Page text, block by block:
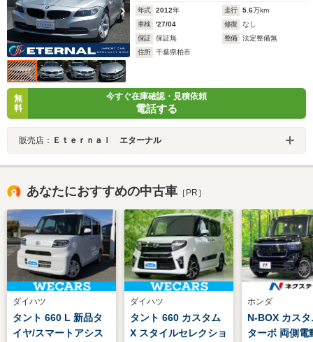
年式 2012年 走行 5.6万km
車検
'27/04 修復
なし
保証
保証無 整備
法定整備無
住所
千葉県柏市
無
料
今すぐ在庫確認・見積依頼
電話する
販売店： Ｅｔｅｒｎａｌ エターナル
あなたにおすすめの中古車 ［PR］
ダイハツ
タント 660 L 新品タ
イヤ/スマートアシス
ダイハツ
タント 660 カスタム
X スタイルセレクショ
ホンダ
N-BOX カス
ターボ 両側電